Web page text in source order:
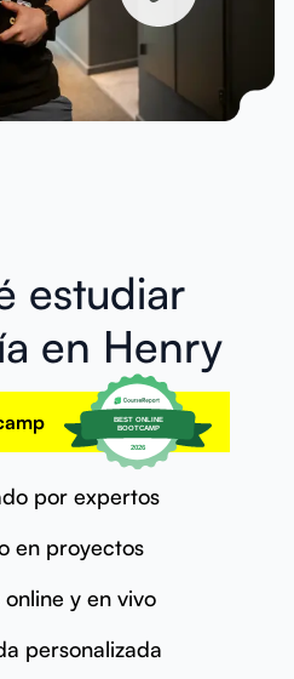
estudiar
en Henry
por expertos
en proyectos
online y en vivo
personalizada